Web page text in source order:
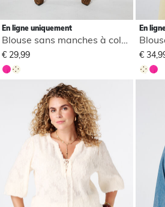
En ligne uniquement
Blouse sans manches à col montant
€ 29,99
En
€